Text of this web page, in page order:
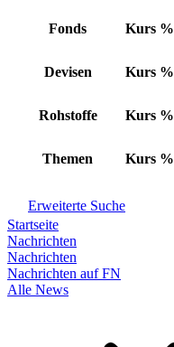
Fonds Kurs %
Devisen Kurs %
Rohstoffe Kurs %
Themen Kurs %
Erweiterte Suche
Startseite
Nachrichten
Nachrichten
Nachrichten auf FN
Alle News